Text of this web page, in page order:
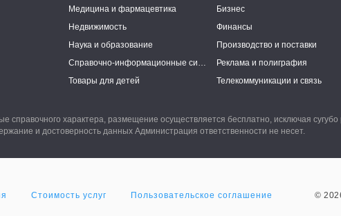
Медицина и фармацевтика Бизнес
Недвижимость Финансы
Наука и образование Производство и поставки
Справочно-информационные системы Реклама и полиграфия
Товары для детей Телекоммуникации и связь
справочного характера, размещение осуществляется бесплатно, исключая
и достоверность данных Администрация ответственности не несет.
Стоимость услуг Пользовательское соглашение ©